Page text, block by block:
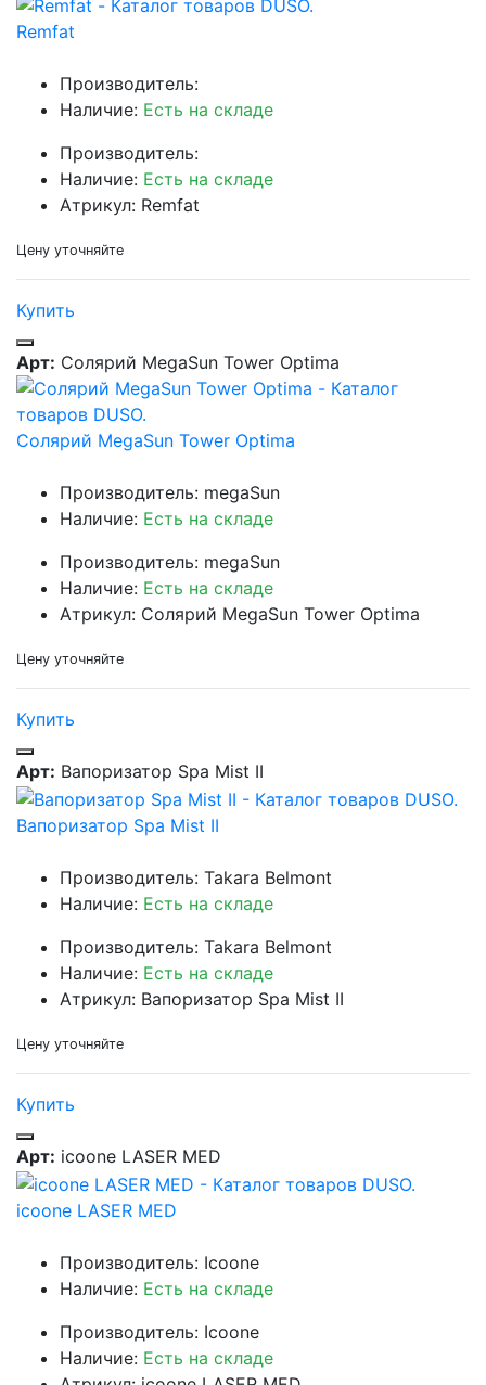
Remfat
Производитель:
Наличие: Есть на складе
Производитель:
Наличие: Есть на складе
Атрикул: Remfat
Цену уточняйте
Купить
Арт: Солярий MegaSun Tower Optima
Солярий MegaSun Tower Optima
Производитель: megaSun
Наличие: Есть на складе
Производитель: megaSun
Наличие: Есть на складе
Атрикул: Солярий MegaSun Tower Optima
Цену уточняйте
Купить
Арт: Вапоризатор Spa Mist II
Вапоризатор Spa Mist II
Производитель: Takara Belmont
Наличие: Есть на складе
Производитель: Takara Belmont
Наличие: Есть на складе
Атрикул: Вапоризатор Spa Mist II
Цену уточняйте
Купить
Арт: icoone LASER MED
icoone LASER MED
Производитель: Icoone
Наличие: Есть на складе
Производитель: Icoone
Наличие: Есть на складе